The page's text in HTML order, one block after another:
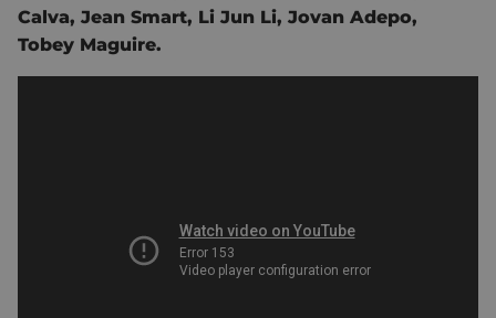
Calva, Jean Smart, Li Jun Li, Jovan Adepo,
Tobey Maguire.